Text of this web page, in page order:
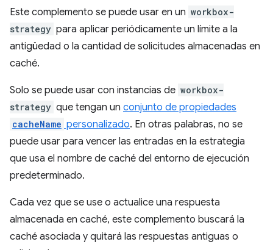
Este complemento se puede usar en un workbox-
strategy para aplicar periódicamente un límite a la
antigüedad o la cantidad de solicitudes almacenadas en
caché.
Solo se puede usar con instancias de workbox-
strategy que tengan un conjunto de propiedades
cacheName personalizado. En otras palabras, no se
puede usar para vencer las entradas en la estrategia
que usa el nombre de caché del entorno de ejecución
predeterminado.
Cada vez que se use o actualice una respuesta
almacenada en caché, este complemento buscará la
caché asociada y quitará las respuestas antiguas o